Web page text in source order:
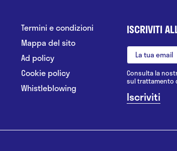
Termini e condizioni
Mappa del sito
Ad policy
Cookie policy
Whistleblowing
ISCRIVITI
Consulta la
sul trattamento